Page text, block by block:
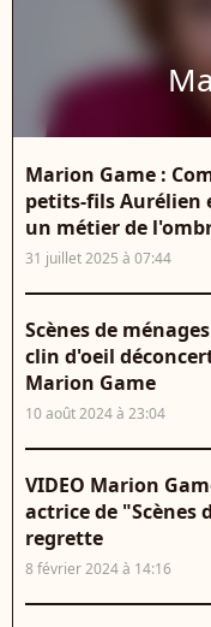
Marion Game :
petits-fils Aurélien
un métier de
31 juillet 2025 à 07:44
Scènes de
clin d'oeil
Marion Game
10 août 2024 à 23:04
VIDEO Marion
actrice de "Scènes
regrette
8 février 2024 à 14:16